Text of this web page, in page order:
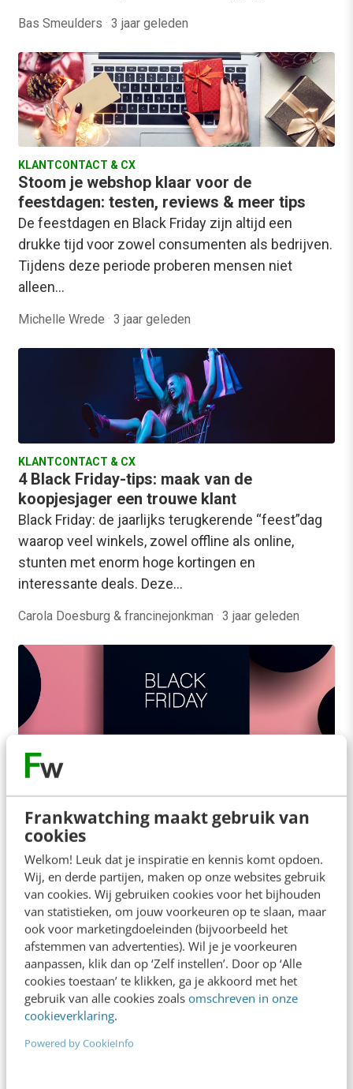
Frankwatching maakt gebruik van
cookies
Welkom! Leuk dat je inspiratie en kennis komt opdoen.
Wij, en derde partijen, maken op onze websites gebruik
van cookies. Wij gebruiken cookies voor het bijhouden
van statistieken, om jouw voorkeuren op te slaan, maar
ook voor marketingdoeleinden (bijvoorbeeld het
afstemmen van advertenties). Wil je je voorkeuren
aanpassen, klik dan op ‘Zelf instellen’. Door op ‘Alle
cookies toestaan’ te klikken, ga je akkoord met het
gebruik van alle cookies zoals omschreven in onze
cookieverklaring.
Powered by CookieInfo
Bas Smeulders · 3 jaar geleden
KLANTCONTACT & CX
Stoom je webshop klaar voor de
feestdagen: testen, reviews & meer tips
De feestdagen en Black Friday zijn altijd een
drukke tijd voor zowel consumenten als bedrijven.
Tijdens deze periode proberen mensen niet
alleen…
Michelle Wrede · 3 jaar geleden
KLANTCONTACT & CX
4 Black Friday-tips: maak van de
koopjesjager een trouwe klant
Black Friday: de jaarlijks terugkerende “feest”dag
waarop veel winkels, zowel offline als online,
stunten met enorm hoge kortingen en
interessante deals. Deze…
Carola Doesburg & francinejonkman · 3 jaar geleden
AI & TECH
Van Black Friday naar Black FridAI: de AI-
mogelijkheden
Langzaam maar zeker worden de winkels gevuld
met producten voor de koopjesjagers die op zoek
zijn naar de beste deals van het…
Willemijn van Rossum du Chattel· 3 jaar geleden
Zo ben je met je webshop voorbereid op